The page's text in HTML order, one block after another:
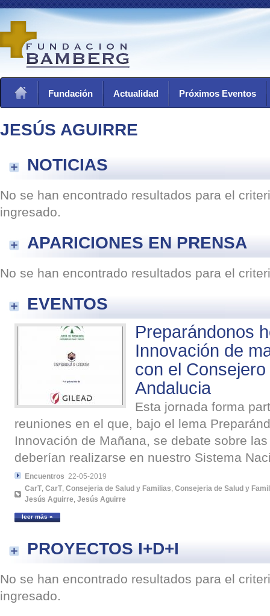
Fundación Actualidad Próximos Eventos
JESÚS AGUIRRE
NOTICIAS
No se han encontrado resultados para el
ingresado.
APARICIONES EN PRENSA
No se han encontrado resultados para el
EVENTOS
Preparándonos
Innovación de
con el
Andalucia
Esta jornada forma
reuniones en el que, bajo el lema
Innovación de Mañana, se debate sobre
deberían realizarse en nuestro Sistema
Encuentros 22-05-2019
CarT, CarT, Consejeria de Salud y Familias, Consejeria de Salud y
Jesús Aguirre, Jesús Aguirre
leer más »
PROYECTOS I+D+I
No se han encontrado resultados para el
ingresado.